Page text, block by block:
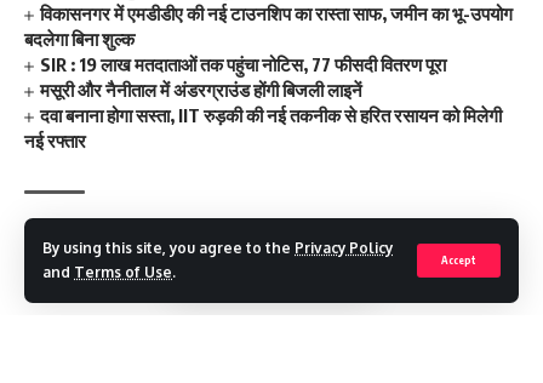
By using this site, you agree to the Privacy Policy
and Terms of Use.
Accept
विकासनगर में एमडीडीए की नई टाउनशिप का रास्ता साफ, जमीन का भू-उपयोग
बदलेगा बिना शुल्क
SIR : 19 लाख मतदाताओं तक पहुंचा नोटिस, 77 फीसदी वितरण पूरा
मसूरी और नैनीताल में अंडरग्राउंड होंगी बिजली लाइनें
दवा बनाना होगा सस्ता, IIT रुड़की की नई तकनीक से हरित रसायन को मिलेगी
नई रफ्तार
TAGGED: terrafic plan